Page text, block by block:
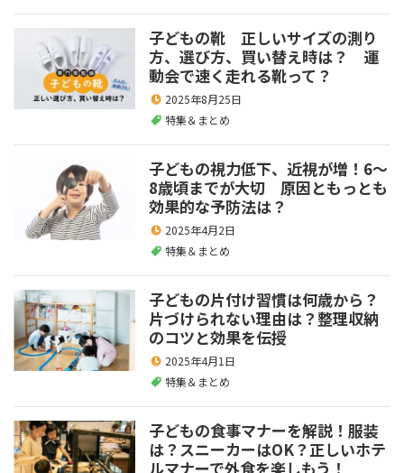
子どもの靴 正しいサイズの測り
方、選び方、買い替え時は？ 運
動会で速く走れる靴って？
2025年8月25日
特集＆まとめ
子どもの視力低下、近視が増！6～
8歳頃までが大切 原因ともっとも
効果的な予防法は？
2025年4月2日
特集＆まとめ
子どもの片付け習慣は何歳から？
片づけられない理由は？整理収納
のコツと効果を伝授
2025年4月1日
特集＆まとめ
子どもの食事マナーを解説！服装
は？スニーカーはOK？正しいホテ
ルマナーで外食を楽しもう！